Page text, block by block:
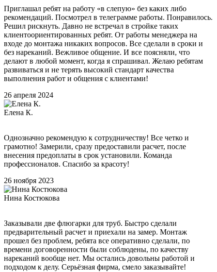
Приглашал ребят на работу «в слепую» без каких либо
рекомендаций. Посмотрел в телеграмме работы. Понравилось.
Решил рискнуть. Давно не встречал в стройке таких
клиентоориентированных ребят. От работы менеджера на
входе до монтажа никаких вопросов. Все сделали в сроки и
без нареканий. Вежливое общение. И все поясняли, что
делают в любой момент, когда я спрашивал. Желаю ребятам
развиваться и не терять высокий стандарт качества
выполнения работ и общения с клиентами!
26 апреля 2024
Елена К.
Однозначно рекомендую к сотрудничеству! Все четко и
грамотно! Замерили, сразу предоставили расчет, после
внесения предоплаты в срок установили. Команда
профессионалов. Спасибо за красоту!
26 ноября 2023
Нина Костюкова
Заказывали две флюгарки для труб. Быстро сделали
предварительный расчет и приехали на замер. Монтаж
прошел без проблем, ребята все оперативно сделали, по
времени договоренности были соблюдены, по качеству
нареканий вообще нет. Мы остались довольны работой и
подходом к делу. Серьёзная фирма, смело заказывайте!